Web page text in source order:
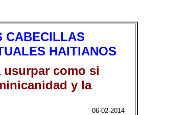
CABECILLAS
HAITIANOS
como si
y la
06-02-2014